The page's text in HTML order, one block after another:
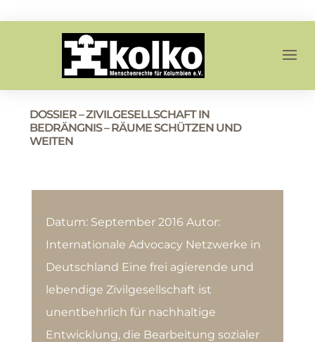
DOSSIER – ZIVILGESELLSCHAFT IN
BEDRÄNGNIS – RÄUME SCHÜTZEN UND
WEITEN
Datum: September 2016 Autor:
Internationale Advocacy Netzwerke in
Deutschland Eine frei agierende und
lebendige Zivilgesellschaft ist
unentbehrlich für nachhaltige
Entwicklung, die Bearbeitung sozialer